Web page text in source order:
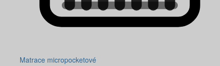
Matrace micropocketové